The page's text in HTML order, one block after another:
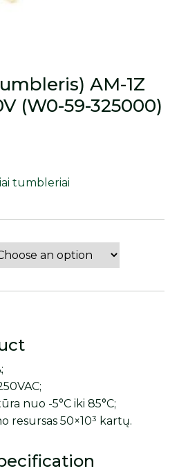
AM-1Z
(W0-59-325000)
tumbleriai
nuo -5°C iki 85°C;
resursas 50×10³ kartų.